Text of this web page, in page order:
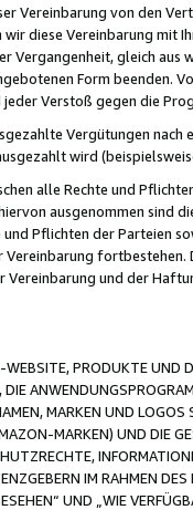
Vereinbarung von den
diese Vereinbarung mit
Vergangenheit, gleich
Form beenden.
Verstoß gegen die
Vergütungen
wird
alle Rechte und
ausgenommen sind
Pflichten der Parteien
Vereinbarung
und der
PRODUKTE UND
MARKEN UND
MARKEN) UND DIE
IM RAHMEN
UND „WIE